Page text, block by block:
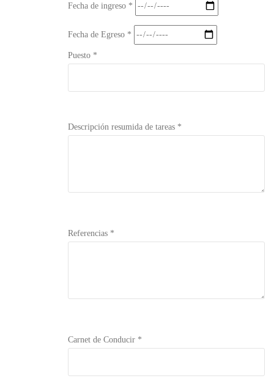
Fecha de ingreso *
Fecha de Egreso *
Puesto *
Descripción resumida de tareas *
Referencias *
Carnet de Conducir *